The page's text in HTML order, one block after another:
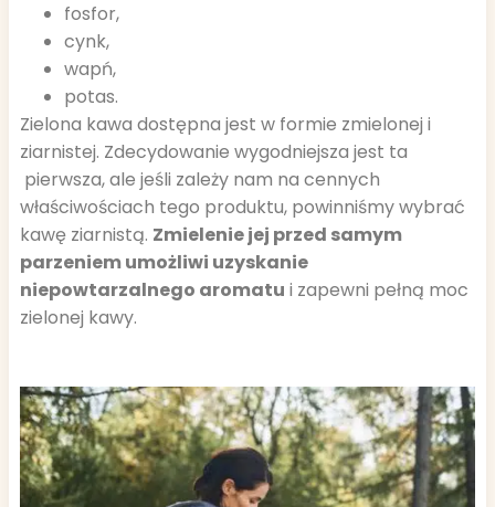
fosfor,
cynk,
wapń,
potas.
Zielona kawa dostępna jest w formie zmielonej i
ziarnistej. Zdecydowanie wygodniejsza jest ta
pierwsza, ale jeśli zależy nam na cennych
właściwościach tego produktu, powinniśmy wybrać
kawę ziarnistą. Zmielenie jej przed samym
parzeniem umożliwi uzyskanie
niepowtarzalnego aromatu i zapewni pełną moc
zielonej kawy.